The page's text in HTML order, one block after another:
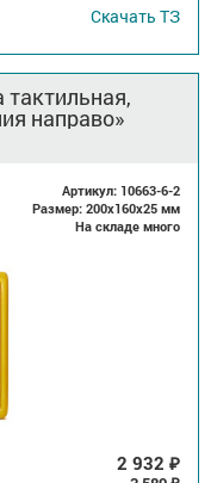
Скачать ТЗ
направо»
Артикул: 10663-6-2
Размер: 200x160x25 мм
На складе много
2 932 ₽